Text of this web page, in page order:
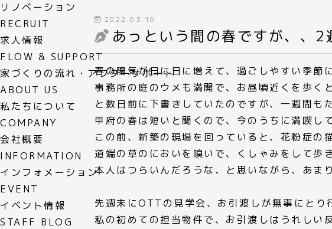
リノベーション
RECRUIT
求人情報
FLOW & SUPPORT
家づくりの流れ・アフターサポート
ABOUT US
私たちについて
COMPANY
会社概要
INFORMATION
インフォメーション
EVENT
イベント情報
STAFF BLOG
2022.03.10
あっという間の春ですが、、2
春の陽気が日に日に増えて、過ごしやすい季節
事務所の庭のウメも満開で、お昼頃近くを歩く
と数日前に下書きしていたのですが、一週間も
甲府の春は短いと聞くので、今のうちに満喫し
この前、新築の現場を回っていると、花粉症
道端の草のにおいを嗅いで、くしゃみをして歩
本人はつらいんだろうな、と思いながら、あま
先週末にOTTの見学会、お引渡しが無事にとり
私の初めての担当物件で、お引渡しはうれしい反